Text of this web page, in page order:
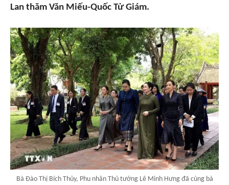
Lan thăm Văn Miếu-Quốc Tử Giám.
Bà Đào Thị Bích Thủy, Phu nhân Thủ tướng Lê Minh Hưng đã cùng bà